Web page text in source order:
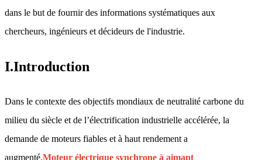
dans le but de fournir des informations systématiques aux
chercheurs, ingénieurs et décideurs de l'industrie.
I.Introduction
Dans le contexte des objectifs mondiaux de neutralité carbone du
milieu du siècle et de l’électrification industrielle accélérée, la
demande de moteurs fiables et à haut rendement a
augmenté.Moteur électrique synchrone à aimant